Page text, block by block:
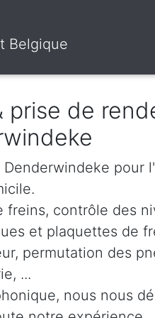
Belgique
prise de
pour
freins, contrôle des
et plaquettes de
permutation des
...
nous nous